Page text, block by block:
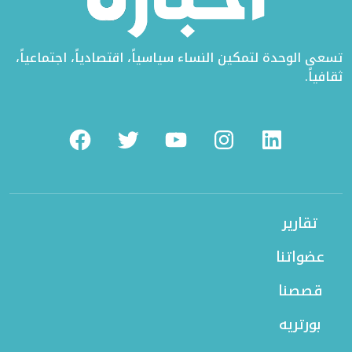
تسعى الوحدة لتمكين النساء سياسياً، اقتصادياً، اجتماعياً،
ثقافياً.
FacebookTwitterYoutubeInstagramLinkedin
تقارير
عضواتنا
قصصنا
بورتريه